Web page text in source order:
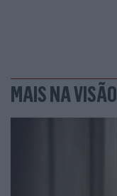
MAIS NA VISÃO